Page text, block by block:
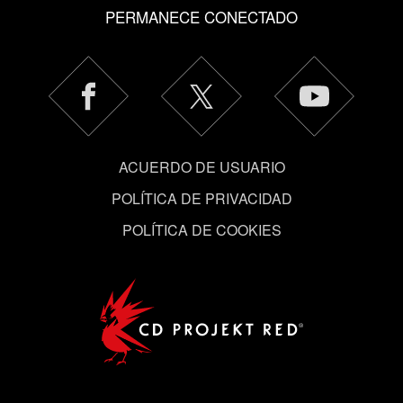
cookies y podrás modificar tus preferencias al respecto
en el menú «Ajustes» de más abajo.
PERMANECE CONECTADO
ACUERDO DE USUARIO
POLÍTICA DE PRIVACIDAD
POLÍTICA DE COOKIES